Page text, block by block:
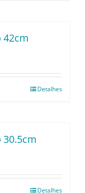
42cm
Detalhes
Detalhes